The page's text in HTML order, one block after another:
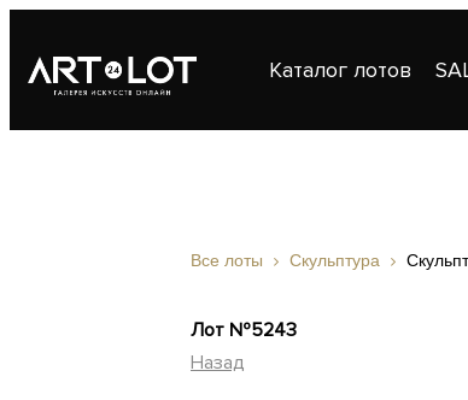
Каталог лотов
Все лоты Скульптура
Лот №5243
Назад